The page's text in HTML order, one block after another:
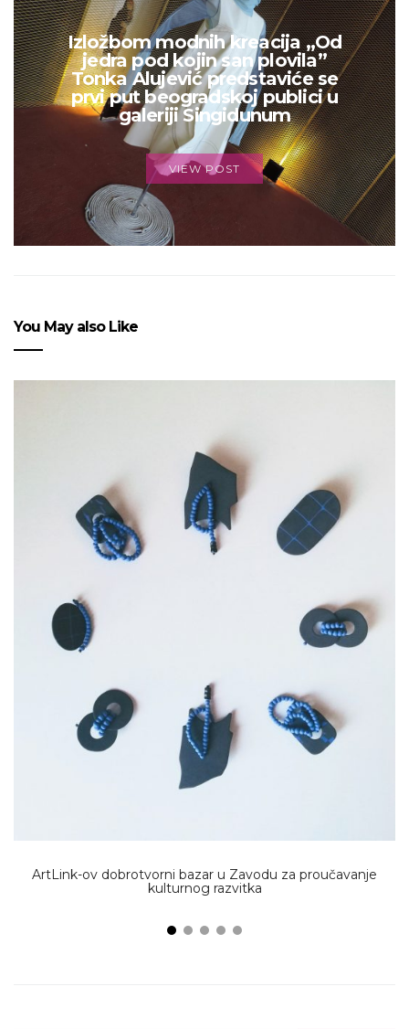
Izložbom modnih kreacija „Od
jedra pod kojin san plovila”
Tonka Alujević predstaviće se
prvi put beogradskoj publici u
galeriji Singidunum
VIEW POST
You May also Like
ArtLink-ov dobrotvorni bazar u Zavodu za proučavanje
kulturnog razvitka